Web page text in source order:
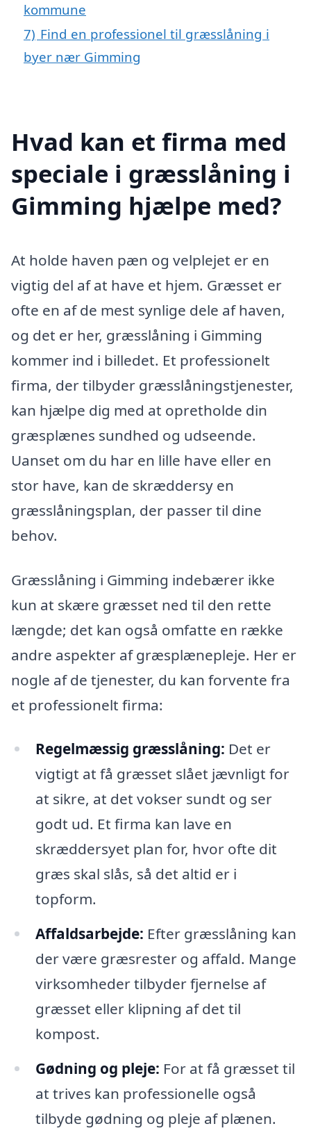
kommune
7) Find en professionel til græsslåning i
byer nær Gimming
Hvad kan et firma med
speciale i græsslåning i
Gimming hjælpe med?
At holde haven pæn og velplejet er en
vigtig del af at have et hjem. Græsset er
ofte en af de mest synlige dele af haven,
og det er her, græsslåning i Gimming
kommer ind i billedet. Et professionelt
firma, der tilbyder græsslåningstjenester,
kan hjælpe dig med at opretholde din
græsplænes sundhed og udseende.
Uanset om du har en lille have eller en
stor have, kan de skræddersy en
græsslåningsplan, der passer til dine
behov.
Græsslåning i Gimming indebærer ikke
kun at skære græsset ned til den rette
længde; det kan også omfatte en række
andre aspekter af græsplænepleje. Her er
nogle af de tjenester, du kan forvente fra
et professionelt firma:
Regelmæssig græsslåning: Det er
vigtigt at få græsset slået jævnligt for
at sikre, at det vokser sundt og ser
godt ud. Et firma kan lave en
skræddersyet plan for, hvor ofte dit
græs skal slås, så det altid er i
topform.
Affaldsarbejde: Efter græsslåning kan
der være græsrester og affald. Mange
virksomheder tilbyder fjernelse af
græsset eller klipning af det til
kompost.
Gødning og pleje: For at få græsset til
at trives kan professionelle også
tilbyde gødning og pleje af plænen.